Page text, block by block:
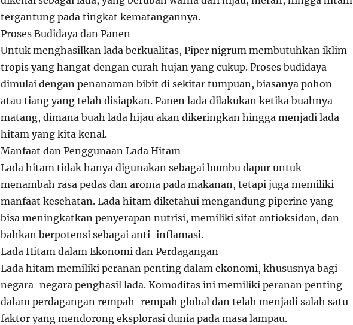
tergantung pada tingkat kematangannya.
Proses Budidaya dan Panen
Untuk menghasilkan lada berkualitas, Piper nigrum membutuhkan iklim
tropis yang hangat dengan curah hujan yang cukup. Proses budidaya
dimulai dengan penanaman bibit di sekitar tumpuan, biasanya pohon
atau tiang yang telah disiapkan. Panen lada dilakukan ketika buahnya
matang, dimana buah lada hijau akan dikeringkan hingga menjadi lada
hitam yang kita kenal.
Manfaat dan Penggunaan Lada Hitam
Lada hitam tidak hanya digunakan sebagai bumbu dapur untuk
menambah rasa pedas dan aroma pada makanan, tetapi juga memiliki
manfaat kesehatan. Lada hitam diketahui mengandung piperine yang
bisa meningkatkan penyerapan nutrisi, memiliki sifat antioksidan, dan
bahkan berpotensi sebagai anti-inflamasi.
Lada Hitam dalam Ekonomi dan Perdagangan
Lada hitam memiliki peranan penting dalam ekonomi, khususnya bagi
negara-negara penghasil lada. Komoditas ini memiliki peranan penting
dalam perdagangan rempah-rempah global dan telah menjadi salah satu
faktor yang mendorong eksplorasi dunia pada masa lampau.